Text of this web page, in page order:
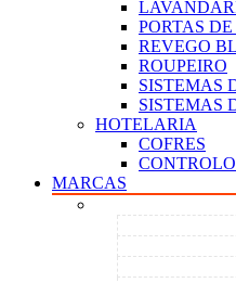
PORTAS
REVEGO
ROUPEIRO
SISTEMAS
SISTEMAS
HOTELARIA
COFRES
MARCAS